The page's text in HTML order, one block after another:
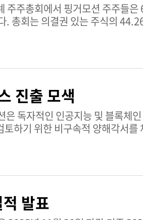
. 총회는 의결권 있는 주식의
진출 모색
하기 위한 비구속적 양해각서를
발표